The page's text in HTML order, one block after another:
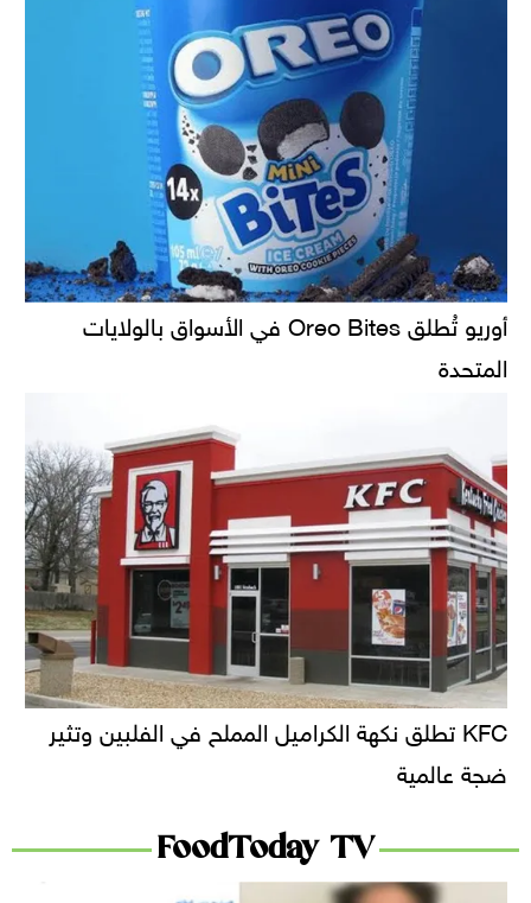
أوريو تُطلق Oreo Bites في الأسواق بالولايات
المتحدة
KFC تطلق نكهة الكراميل المملح في الفلبين وتثير
ضجة عالمية
FoodToday TV